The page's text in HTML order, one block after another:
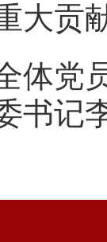
大贡
党员
书记